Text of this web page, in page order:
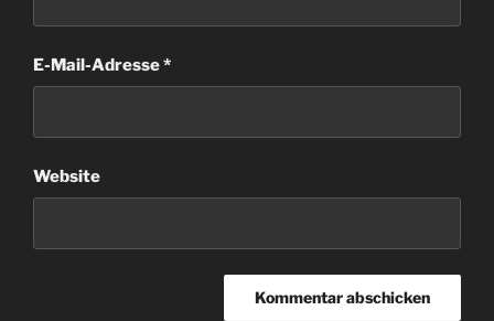
E-Mail-Adresse*
Website